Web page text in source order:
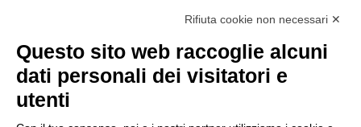
Unidata s.r.lcon unico socio
Largo dell’Artigianato, 1 - 23100 Sondrio
Rifiuta cookie non necessari ✕
Questo sito web raccoglie alcuni
dati personali dei visitatori e
utenti